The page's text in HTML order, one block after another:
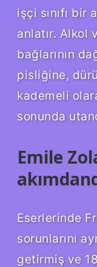
işçi sınıfı bir
anlatır. Alkol
bağlarının
pisliğine,
kademeli
sonunda
Emile
Eserlerinde
sorunlarını
getirmiş ve